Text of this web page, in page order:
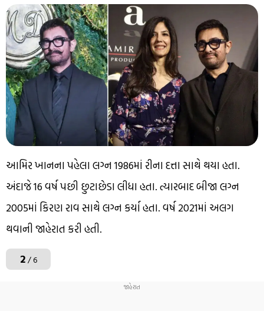
આમિર ખાનના પહેલા લગ્ન 1986માં રીના દત્તા સાથે થયા હતા.
અંદાજે 16 વર્ષ પછી છુટાછેડા લીધા હતા. ત્યારબાદ બીજા લગ્ન
2005માં કિરણ રાવ સાથે લગ્ન કર્યા હતા. વર્ષ 2021માં અલગ
થવાની જાહેરાત કરી હતી.
2/ 6